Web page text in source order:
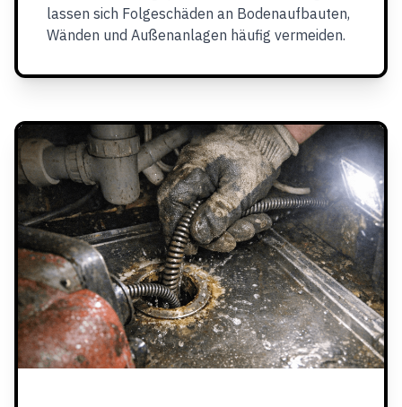
lassen sich Folgeschäden an Bodenaufbauten,
Wänden und Außenanlagen häufig vermeiden.